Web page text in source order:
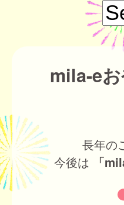
mila-e
長年の
今後は
「